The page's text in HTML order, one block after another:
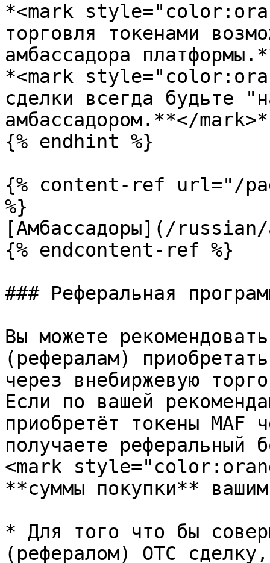
*<mark
торговля токенами
амбассадора
*<mark
сделки всегда будьте
амбассадором.**</mark>*
{% endhint %}
{% content-ref url="/
%}
[Амбассадоры](/russian/
{% endcontent-ref %}
### Реферальная
Вы можете
(рефералам)
через внебиржевую
Если по вашей
приобретёт токены MAF
получаете реферальный
<mark
**суммы покупки**
* Для того что бы
(рефералом) ОТС